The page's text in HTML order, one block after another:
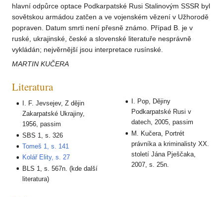
hlavní odpůrce optace Podkarpatské Rusi Stalinovým SSSR byl
sovětskou armádou zatčen a ve vojenském vězení v Užhorodě
popraven. Datum smrti není přesně známo. Případ B. je v
ruské, ukrajinské, české a slovenské literatuře nesprávně
vykládán; nejvěrnější jsou interpretace rusínské.
MARTIN KUČERA
Literatura
I. F. Jevsejev, Z dějin
Zakarpatské Ukrajiny,
1956, passim
SBS 1, s. 326
Tomeš 1, s. 141
Kolář Elity, s. 27
BLS 1, s. 567n. (kde další
literatura)
I. Pop, Dějiny
Podkarpatské Rusi v
datech, 2005, passim
M. Kučera, Portrét
právníka a kriminalisty XX.
století Jána Pješčaka,
2007, s. 25n.